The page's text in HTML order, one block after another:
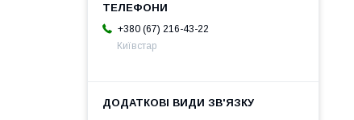
+380 (67) 216-43-22
Київстар